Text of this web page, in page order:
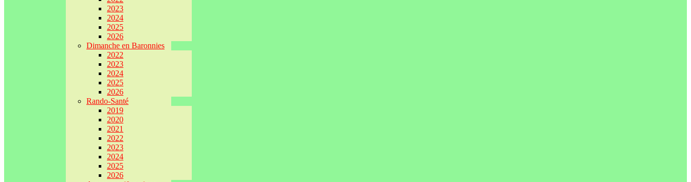
2023
2024
2025
2026
Dimanche en Baronnies
2022
2023
2024
2025
2026
Rando-Santé
2019
2020
2021
2022
2023
2024
2025
2026